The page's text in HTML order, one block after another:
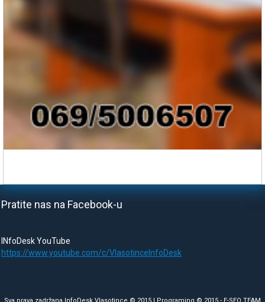
Pratite nas na Facebook-u
INfoDesk YouTube
https://www.youtube.com/c/VlasotinceInfoDesk